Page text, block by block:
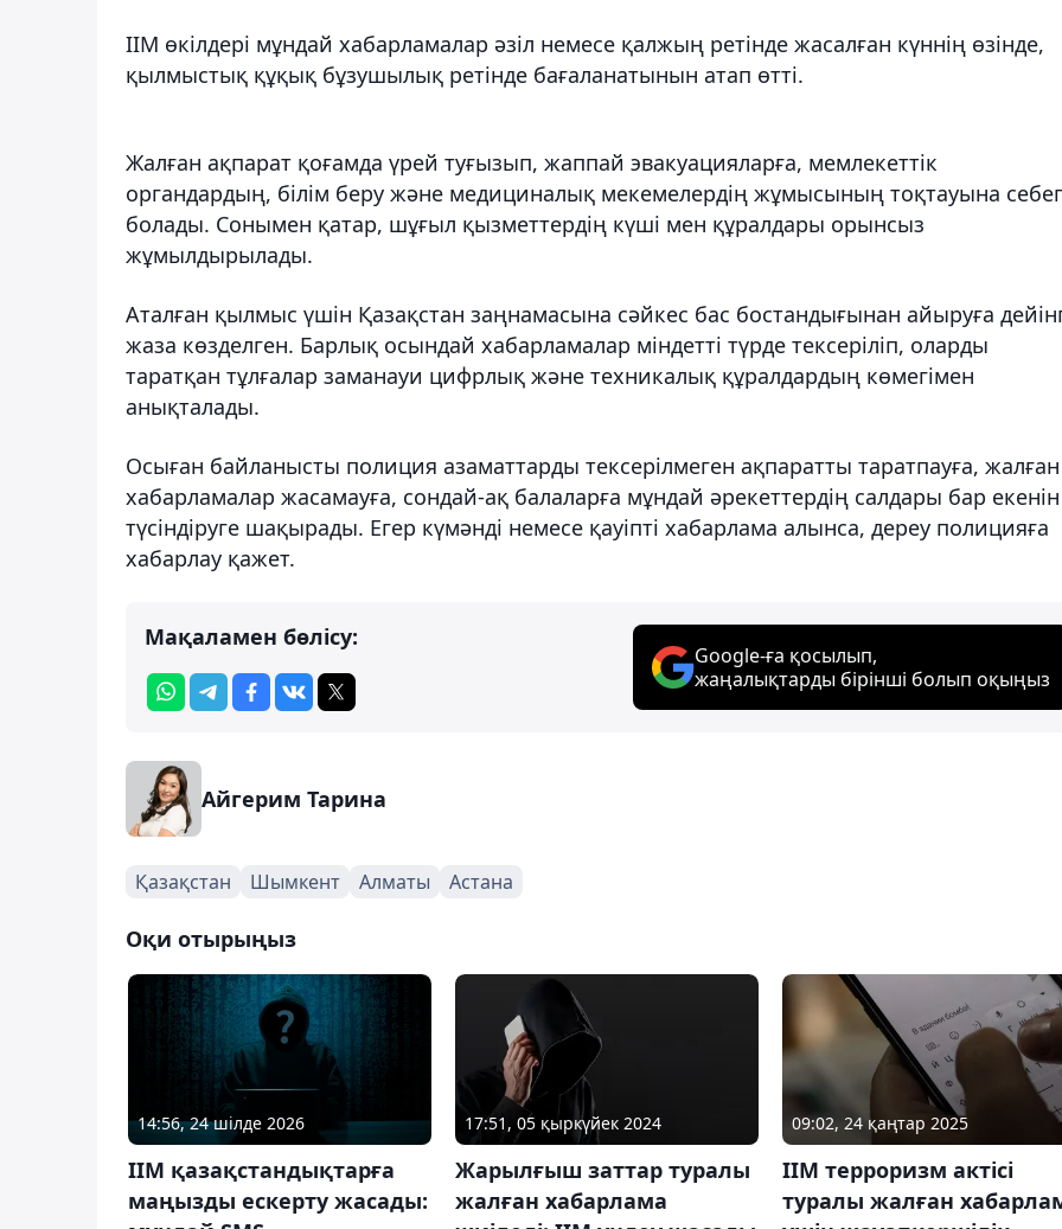
ІІМ өкілдері мұндай хабарламалар әзіл немесе қалжың ретінде жасалған күннің өзінде,
қылмыстық құқық бұзушылық ретінде бағаланатынын атап өтті.
Жалған ақпарат қоғамда үрей туғызып, жаппай эвакуацияларға, мемлекеттік
органдардың, білім беру және медициналық мекемелердің жұмысының тоқтауына
болады. Сонымен қатар, шұғыл қызметтердің күші мен құралдары орынсыз
жұмылдырылады.
Аталған қылмыс үшін Қазақстан заңнамасына сәйкес бас бостандығынан айыруға
жаза көзделген. Барлық осындай хабарламалар міндетті түрде тексеріліп, оларды
таратқан тұлғалар заманауи цифрлық және техникалық құралдардың көмегімен
анықталады.
Осыған байланысты полиция азаматтарды тексерілмеген ақпаратты таратпауға, жалған
хабарламалар жасамауға, сондай-ақ балаларға мұндай әрекеттердің салдары бар екенін
түсіндіруге шақырады. Егер күмәнді немесе қауіпті хабарлама алынса, дереу полицияға
хабарлау қажет.
Мақаламен бөлісу:
Google-ға қосылып,
жаңалықтарды бірінші болып оқыңыз
Айгерим Тарина
Қазақстан Шымкент Алматы Астана
Оқи отырыңыз
14:56, 24 шілде 2026
ІІМ қазақстандықтарға
маңызды ескерту жасады:
17:51, 05 қыркүйек 2024
Жарылғыш заттар туралы
жалған хабарлама
09:02, 24 қаңтар 2025
ІІМ терроризм актісі
туралы жалған